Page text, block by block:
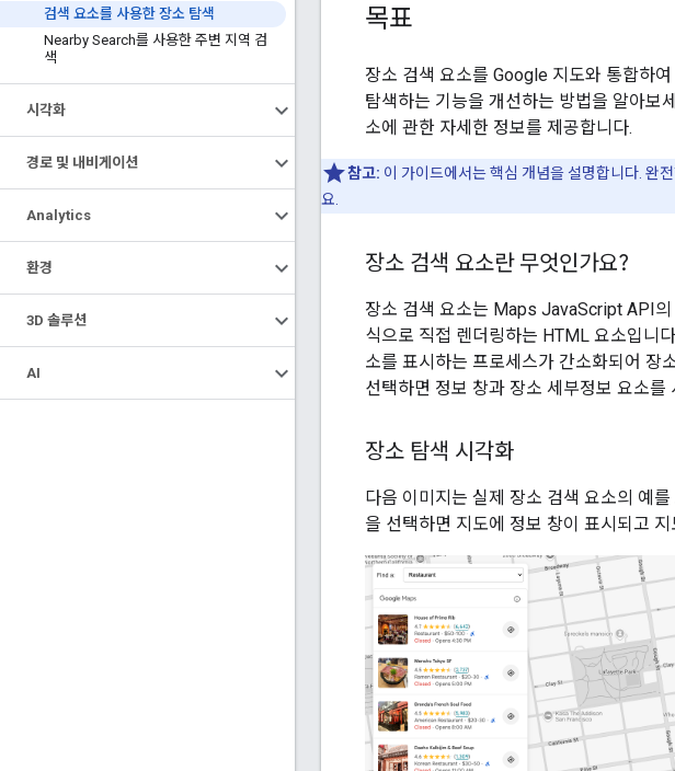
검색 요소를 사용한 장소 탐색
Nearby Search를 사용한 주변 지역 검
색
시각화
경로 및 내비게이션
Analytics
환경
3D 솔루션
AI
목표
장소 검색 요소를 Google 지도와 통합하
탐색하는 기능을 개선하는 방법을 알아
소에 관한 자세한 정보를 제공합니다.
참고: 이 가이드에서는 핵심 개념을 설명합니다. 완
요.
장소 검색 요소란 무엇인가요?
장소 검색 요소는 Maps JavaScript API
식으로 직접 렌더링하는 HTML 요소입니
소를 표시하는 프로세스가 간소화되어 장
선택하면 정보 창과 장소 세부정보 요소
장소 탐색 시각화
다음 이미지는 실제 장소 검색 요소의 예
을 선택하면 지도에 정보 창이 표시되고